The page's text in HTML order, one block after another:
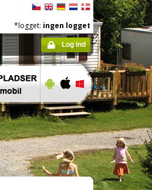
*logget: ingen logget
Log ind